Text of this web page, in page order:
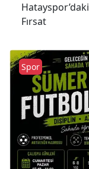
Fırsat
Spor